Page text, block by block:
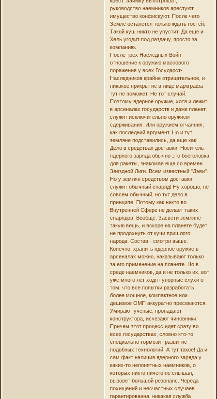
руководство наемников арестуют,
имущество конфискуют. После чего
Земле останется только ждать гостей.
Такой куш никто не упустит. Да еще и
Хель угодит под раздачу, просто за
компанию.
После трех Наследных Войн
отношение к оружию массового
поражения у всех Государст-
Наследников крайне отрицательное, и
никакое прикрытие в лице маркграфа
тут не поможет. Не тот случай.
Поэтому ядерное оружие, хотя и лежит
в арсеналах государств и даже планет,
служит исключительно оружием
сдерживания. Или оружием отчаяния,
как последний аргумент. Но и тут
земляне подставились, да еще как!
Дело в средствах доставки. Носитель
ядерного заряда обычно это боеголовка
для ракеты, знакомая еще со времен
Звездной Лиги. Всем известный "Дэви".
Но у землян средством доставки
служит обычный снаряд! Ну хорошо, не
совсем обычный, но тут дело в
принципе. Потому как никто во
Внутренней Сфере не делает таких
снарядов. Вообще. Засвети земляне
такую вещь, и вскоре на планете будет
не продохнуть от кучи пришлого
народа. Состав - смотри выше.
Конечно, хранить ядерное оружие в
арсеналах можно, наказывают только
за его применение на планете. Но в
среде наемников, да и не только их, вот
уже много лет ходят упорные слухи о
том, что все попытки разработать
более мощное, компактное или
дешевое ОМП аккуратно пресекаются.
Умирают ученые, пропадают
конструктора, исчезают чиновники.
Причем этот процесс идет сразу во
всех государствах, словно кто-то
специально тормозит развитие
подобных технологий. А тут такое! Да и
сам факт наличия ядерного заряда у
каких-то непонятных наемников, о
которых никто ничего не слышал,
вызовет большой резонанс. Череда
похищений и несчастных случаев
гарантированна, никакая служба